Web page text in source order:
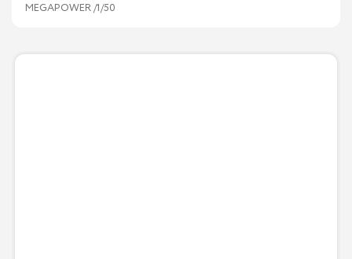
MEGAPOWER /1/50